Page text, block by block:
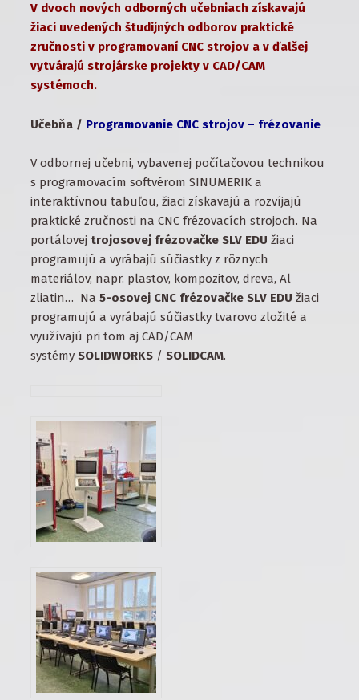
V dvoch nových odborných učebniach získavajú
žiaci uvedených študijných odborov praktické
zručnosti v programovaní CNC strojov a v ďalšej
vytvárajú strojárske projekty v CAD/CAM
systémoch.
Učebňa / Programovanie CNC strojov – frézovanie
V odbornej učebni, vybavenej počítačovou technikou
s programovacím softvérom SINUMERIK a
interaktívnou tabuľou, žiaci získavajú a rozvíjajú
praktické zručnosti na CNC frézovacích strojoch. Na
portálovej trojosovej frézovačke SLV EDU žiaci
programujú a vyrábajú súčiastky z rôznych
materiálov, napr. plastov, kompozitov, dreva, Al
zliatin… Na5-osovej CNC frézovačke SLV EDU žiaci
programujú a vyrábajú súčiastky tvarovo zložité a
využívajú pri tom aj CAD/CAM
systémySOLIDWORKS /SOLIDCAM.